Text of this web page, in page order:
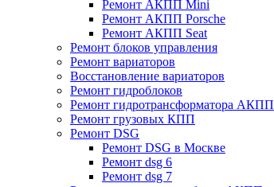
Ремонт АКПП Mini
Ремонт АКПП Porsche
Ремонт АКПП Seat
Ремонт блоков управления
Ремонт вариаторов
Восстановление вариаторов
Ремонт гидроблоков
Ремонт гидротрансформатора АКПП
Ремонт грузовых КПП
Ремонт DSG
Ремонт DSG в Москве
Ремонт dsg 6
Ремонт dsg 7